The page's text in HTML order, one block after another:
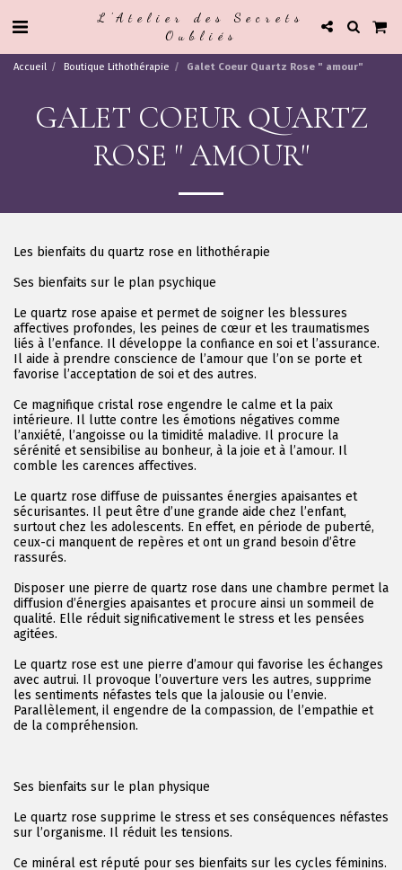
L'Atelier des Secrets
Oubliés
Accueil Boutique Lithothérapie Galet Coeur Quartz Rose " amour"
GALET COEUR QUARTZ
ROSE " AMOUR"
Les bienfaits du quartz rose en lithothérapie
Ses bienfaits sur le plan psychique
Le quartz rose apaise et permet de soigner les blessures
affectives profondes, les peines de cœur et les traumatismes
liés à l’enfance. Il développe la confiance en soi et l’assurance.
Il aide à prendre conscience de l’amour que l’on se porte et
favorise l’acceptation de soi et des autres.
Ce magnifique cristal rose engendre le calme et la paix
intérieure. Il lutte contre les émotions négatives comme
l’anxiété, l’angoisse ou la timidité maladive. Il procure la
sérénité et sensibilise au bonheur, à la joie et à l’amour. Il
comble les carences affectives.
Le quartz rose diffuse de puissantes énergies apaisantes et
sécurisantes. Il peut être d’une grande aide chez l’enfant,
surtout chez les adolescents. En effet, en période de puberté,
ceux-ci manquent de repères et ont un grand besoin d’être
rassurés.
Disposer une pierre de quartz rose dans une chambre permet la
diffusion d’énergies apaisantes et procure ainsi un sommeil de
qualité. Elle réduit significativement le stress et les pensées
agitées.
Le quartz rose est une pierre d’amour qui favorise les échanges
avec autrui. Il provoque l’ouverture vers les autres, supprime
les sentiments néfastes tels que la jalousie ou l’envie.
Parallèlement, il engendre de la compassion, de l’empathie et
de la compréhension.
Ses bienfaits sur le plan physique
Le quartz rose supprime le stress et ses conséquences néfastes
sur l’organisme. Il réduit les tensions.
Ce minéral est réputé pour ses bienfaits sur les cycles féminins.